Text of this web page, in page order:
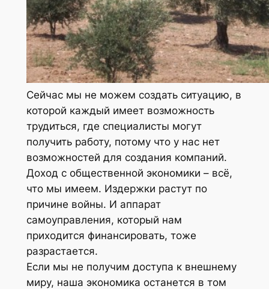
Сейчас мы не можем создать ситуацию, в
которой каждый имеет возможность
трудиться, где специалисты могут
получить работу, потому что у нас нет
возможностей для создания компаний.
Доход с общественной экономики – всё,
что мы имеем. Издержки растут по
причине войны. И аппарат
самоуправления, который нам
приходится финансировать, тоже
разрастается.
Если мы не получим доступа к внешнему
миру, наша экономика останется в том